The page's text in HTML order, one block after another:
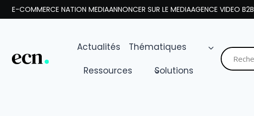
Aller
au
E-COMMERCE NATION MEDIAANNONCER SUR LE MEDIAAGENCE VIDEO B2B
Actualités
Thématiques
Ressources
Solutions